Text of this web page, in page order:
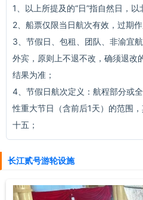
1、以上所提及的“日”指自然日，以
2、船票仅限当日航次有效，过期
3、节假日、包租、团队、非渝宜
外宾，原则上不退不改，确须退改
结果为准；
4、节假日航次定义：航程部分或
性重大节日（含前后1天）的范围
十五；
长江贰号游轮设施